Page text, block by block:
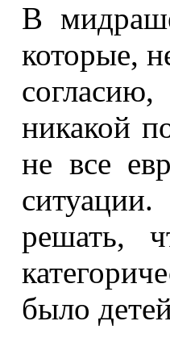
В
которые,
никакой
не все
решать,
было